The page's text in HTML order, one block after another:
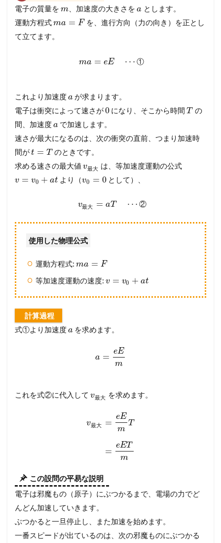
電子の質量を m 、加速度の大きさをa とします。
運動方程式ma = F を、進行方向（力の向き）を正とし
て立てます。
ma = eE ⋯ ①
これより加速度a が求まります。
電子は衝突によって速さが0 になり、そこから時間T の
間、加速度a で加速します。
速さが最大になるのは、次の衝突の直前、つまり加速時
間がt = T のときです。
求める速さの最大値 v最大 は、等加速度運動の公式
v = v0 + at より（v0 = 0として）、
v最大 = aT ⋯ ②
使用した物理公式
運動方程式: ma = F
等加速度運動の速度: v = v0 + at
計算過程
式①より加速度a を求めます。
a =
eE
m
これを式②に代入して v最大 を求めます。
v最大 =
eE
m
T
=
eET
m
この設問の平易な説明
電子は邪魔もの（原子）にぶつかるまで、電場の力でど
んどん加速していきます。
ぶつかると一旦停止し、また加速を始めます。
一番スピードが出ているのは、次の邪魔ものにぶつかる